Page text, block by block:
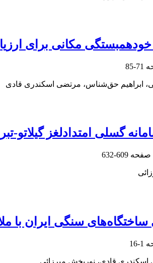
مکانی برای
71-85
ابراهیم حق‌شناس، مرتضی اسکندری قادی
گسلی امتدادلغز گیلاتو-
609-632
سنگی ایران با
1-16